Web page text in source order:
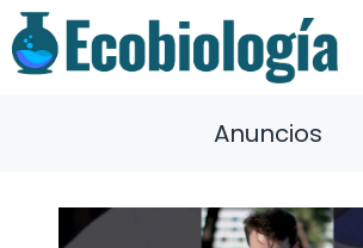
Saltar
al
contenido
Anuncios